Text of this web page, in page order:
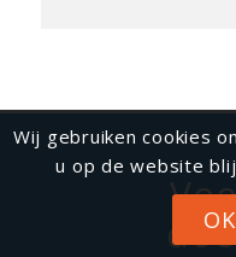
Wij gebruiken cookies
u op de website
OK